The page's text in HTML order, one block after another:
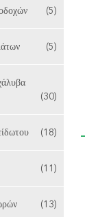
(5)
(5)
(30)
(18)
(11)
(13)